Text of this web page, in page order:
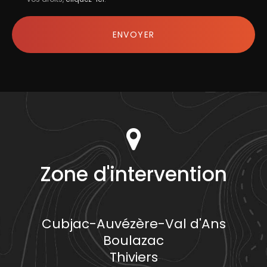
Acceptation
RGPD
*
ENVOYER
Zone d'intervention
Cubjac-Auvézère-Val d'Ans
Boulazac
Thiviers